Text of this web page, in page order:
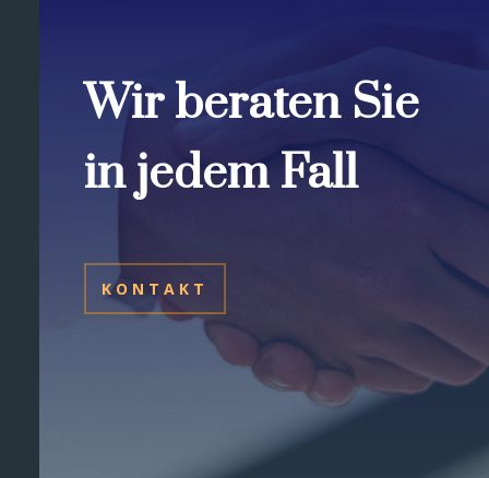
Wir beraten Sie
in jedem Fall
KONTAKT